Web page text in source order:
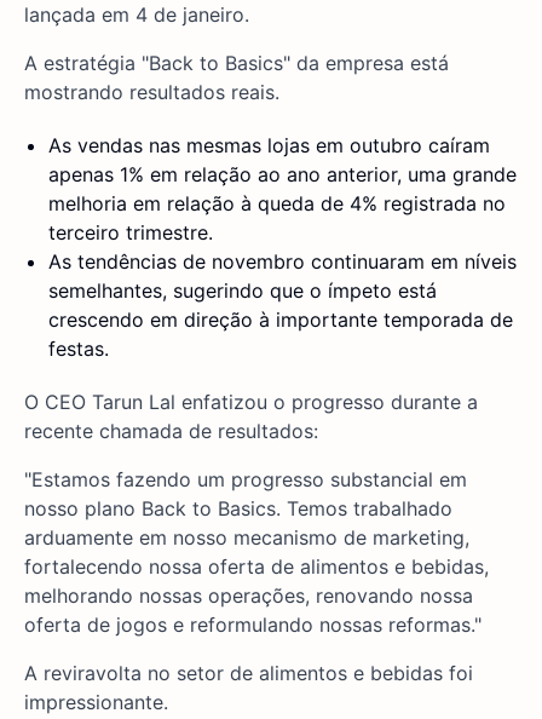
lançada em 4 de janeiro.
A estratégia "Back to Basics" da empresa está
mostrando resultados reais.
As vendas nas mesmas lojas em outubro caíram
apenas 1% em relação ao ano anterior, uma grande
melhoria em relação à queda de 4% registrada no
terceiro trimestre.
As tendências de novembro continuaram em níveis
semelhantes, sugerindo que o ímpeto está
crescendo em direção à importante temporada de
festas.
O CEO Tarun Lal enfatizou o progresso durante a
recente chamada de resultados:
"Estamos fazendo um progresso substancial em
nosso plano Back to Basics. Temos trabalhado
arduamente em nosso mecanismo de marketing,
fortalecendo nossa oferta de alimentos e bebidas,
melhorando nossas operações, renovando nossa
oferta de jogos e reformulando nossas reformas."
A reviravolta no setor de alimentos e bebidas foi
impressionante.